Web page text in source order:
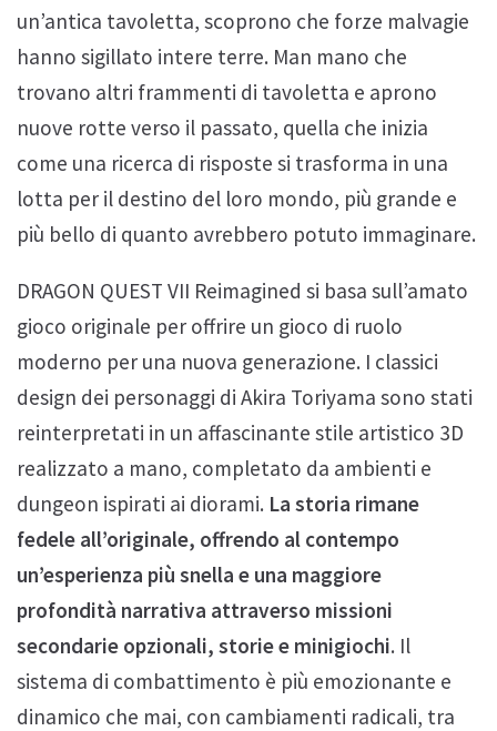
un’antica tavoletta, scoprono che forze malvagie
hanno sigillato intere terre. Man mano che
trovano altri frammenti di tavoletta e aprono
nuove rotte verso il passato, quella che inizia
come una ricerca di risposte si trasforma in una
lotta per il destino del loro mondo, più grande e
più bello di quanto avrebbero potuto immaginare.
DRAGON QUEST VII Reimagined si basa sull’amato
gioco originale per offrire un gioco di ruolo
moderno per una nuova generazione. I classici
design dei personaggi di Akira Toriyama sono stati
reinterpretati in un affascinante stile artistico 3D
realizzato a mano, completato da ambienti e
dungeon ispirati ai diorami. La storia rimane
fedele all’originale, offrendo al contempo
un’esperienza più snella e una maggiore
profondità narrativa attraverso missioni
secondarie opzionali, storie e minigiochi. Il
sistema di combattimento è più emozionante e
dinamico che mai, con cambiamenti radicali, tra